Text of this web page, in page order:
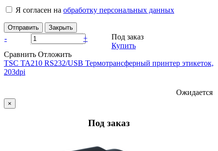
Я согласен на обработку персональных данных
Отправить Закрыть
- +
Под заказ
Купить
Сравнить Отложить
TSC TA210 RS232/USB Термотрансферный принтер этикеток,
203dpi
Ожидается
×
Под заказ